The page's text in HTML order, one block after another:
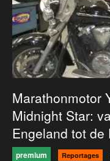
Marathonmotor
Midnight Star:
Engeland tot de
premium Reportages